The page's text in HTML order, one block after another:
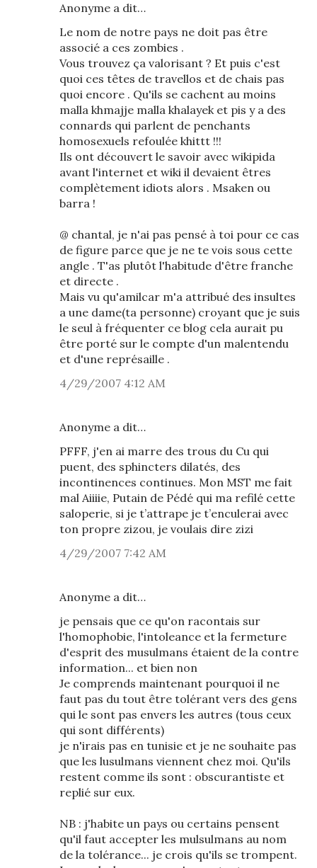
Anonyme a dit…
Le nom de notre pays ne doit pas être
associé a ces zombies .
Vous trouvez ça valorisant ? Et puis c'est
quoi ces têtes de travellos et de chais pas
quoi encore . Qu'ils se cachent au moins
malla khmajje malla khalayek et pis y a des
connards qui parlent de penchants
homosexuels refoulée khittt !!!
Ils ont découvert le savoir avec wikipida
avant l'internet et wiki il devaient êtres
complètement idiots alors . Msaken ou
barra !
@ chantal, je n'ai pas pensé à toi pour ce cas
de figure parce que je ne te vois sous cette
angle . T'as plutôt l'habitude d'être franche
et directe .
Mais vu qu'amilcar m'a attribué des insultes
a une dame(ta personne) croyant que je suis
le seul à fréquenter ce blog cela aurait pu
être porté sur le compte d'un malentendu
et d'une représaille .
4/29/2007 4:12 AM
Anonyme a dit…
PFFF, j'en ai marre des trous du Cu qui
puent, des sphincters dilatés, des
incontinences continues. Mon MST me fait
mal Aiiiie, Putain de Pédé qui ma refilé cette
saloperie, si je t’attrape je t’enculerai avec
ton propre zizou, je voulais dire zizi
4/29/2007 7:42 AM
Anonyme a dit…
je pensais que ce qu'on racontais sur
l'homophobie, l'intoleance et la fermeture
d'esprit des musulmans étaient de la contre
information... et bien non
Je comprends maintenant pourquoi il ne
faut pas du tout être tolérant vers des gens
qui le sont pas envers les autres (tous ceux
qui sont différents)
je n'irais pas en tunisie et je ne souhaite pas
que les lusulmans viennent chez moi. Qu'ils
restent comme ils sont : obscurantiste et
replié sur eux.
NB : j'habite un pays ou certains pensent
qu'il faut accepter les mulsulmans au nom
de la tolérance... je crois qu'ils se trompent.